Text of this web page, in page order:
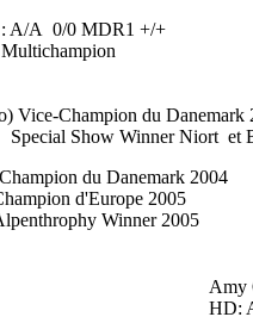
0/0 MDR1 +/+
Vice-Champion du Danemark
Winner Niort et
du Danemark 2004
d'Europe 2005
Winner 2005
Amy
HD: